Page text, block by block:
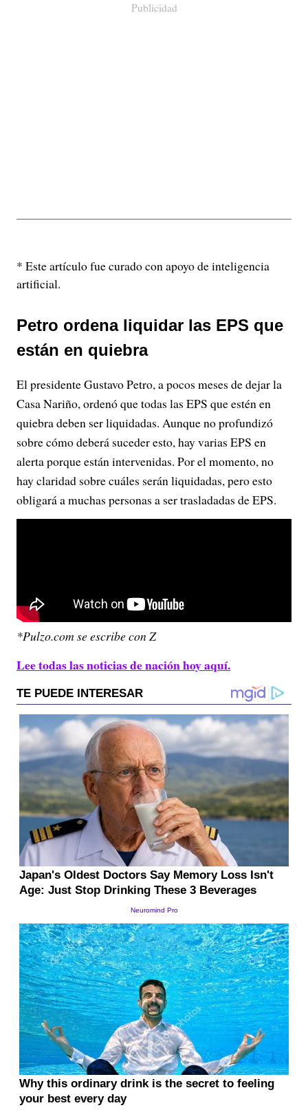
Publicidad
* Este artículo fue curado con apoyo de inteligencia
artificial.
Petro ordena liquidar las EPS que
están en quiebra
El presidente Gustavo Petro, a pocos meses de dejar la
Casa Nariño, ordenó que todas las EPS que estén en
quiebra deben ser liquidadas. Aunque no profundizó
sobre cómo deberá suceder esto, hay varias EPS en
alerta porque están intervenidas. Por el momento, no
hay claridad sobre cuáles serán liquidadas, pero esto
obligará a muchas personas a ser trasladadas de EPS.
*Pulzo.com se escribe con Z
Lee todas las noticias de nación hoy aquí.